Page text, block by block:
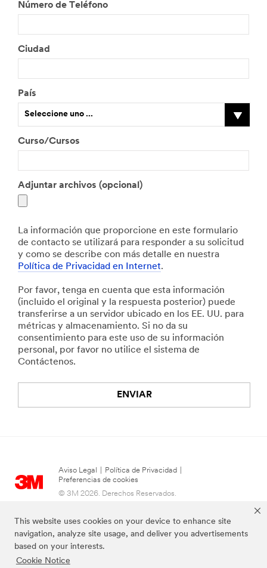
This website uses cookies on your device to enhance site
navigation, analyze site usage, and deliver you advertisements
based on your interests.
Cookie Notice
Número de Teléfono
Ciudad
País
Seleccione uno ...
Curso/Cursos
Adjuntar archivos (opcional)
La información que proporcione en este formulario
de contacto se utilizará para responder a su solicitud
y como se describe con más detalle en nuestra
Política de Privacidad en Internet.
Por favor, tenga en cuenta que esta información
(incluido el original y la respuesta posterior) puede
transferirse a un servidor ubicado en los EE. UU. para
métricas y almacenamiento. Si no da su
consentimiento para este uso de su información
personal, por favor no utilice el sistema de
Contáctenos.
ENVIAR
Aviso Legal Política de Privacidad
Preferencias de cookies
© 3M 2026. Derechos Reservados.